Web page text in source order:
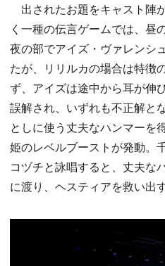
出されたお題をキャスト陣
く一種の伝言ゲームでは、昼
夜の部でアイズ・ヴァレンシ
たが、リリルカの場合は特徴
ず、アイズは途中から耳が伸
誤解され、いずれも不正解と
としに使う丈夫なハンマーを
姫のレベルブーストが発動。
コヅチと詠唱すると、丈夫な
に渡り、ヘスティアを救い出